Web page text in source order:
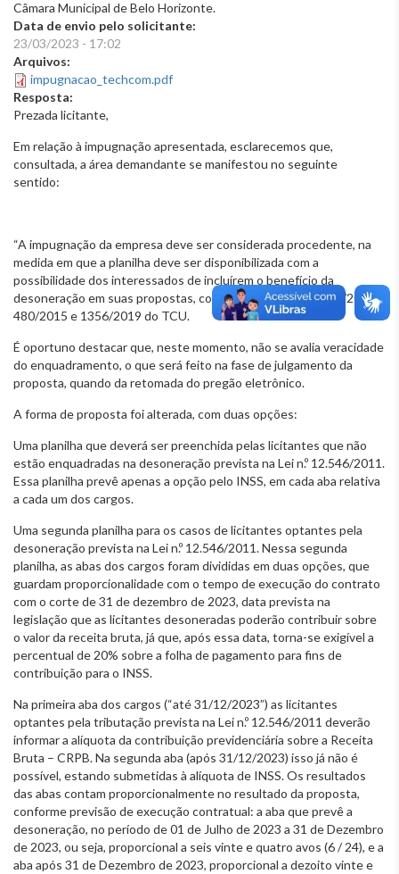
Câmara Municipal de Belo Horizonte.
Data de envio pelo solicitante:
23/03/2023 - 17:02
Arquivos:
impugnacao_techcom.pdf
Resposta:
Prezada licitante,
Em relação à impugnação apresentada, esclarecemos que,
consultada, a área demandante se manifestou no seguinte
sentido:
“A impugnação da empresa deve ser considerada procedente, na
medida em que a planilha deve ser disponibilizada com a
possibilidade dos interessados de incluírem o benefício da
desoneração em suas propostas, conforme Acórdãos 2.618/2013,
480/2015 e 1356/2019 do TCU.
É oportuno destacar que, neste momento, não se avalia veracidade
do enquadramento, o que será feito na fase de julgamento da
proposta, quando da retomada do pregão eletrônico.
A forma de proposta foi alterada, com duas opções:
Uma planilha que deverá ser preenchida pelas licitantes que não
estão enquadradas na desoneração prevista na Lei n.º 12.546/2011.
Essa planilha prevê apenas a opção pelo INSS, em cada aba relativa
a cada um dos cargos.
Uma segunda planilha para os casos de licitantes optantes pela
desoneração prevista na Lei n.º 12.546/2011. Nessa segunda
planilha, as abas dos cargos foram divididas em duas opções, que
guardam proporcionalidade com o tempo de execução do contrato
com o corte de 31 de dezembro de 2023, data prevista na
legislação que as licitantes desoneradas poderão contribuir sobre
o valor da receita bruta, já que, após essa data, torna-se exigível a
percentual de 20% sobre a folha de pagamento para fins de
contribuição para o INSS.
Na primeira aba dos cargos (“até 31/12/2023”) as licitantes
optantes pela tributação prevista na Lei n.º 12.546/2011 deverão
informar a alíquota da contribuição previdenciária sobre a Receita
Bruta – CRPB. Na segunda aba (após 31/12/2023) isso já não é
possível, estando submetidas à alíquota de INSS. Os resultados
das abas contam proporcionalmente no resultado da proposta,
conforme previsão de execução contratual: a aba que prevê a
desoneração, no período de 01 de Julho de 2023 a 31 de Dezembro
de 2023, ou seja, proporcional a seis vinte e quatro avos (6 / 24), e a
aba após 31 de Dezembro de 2023, proporcional a dezoito vinte e